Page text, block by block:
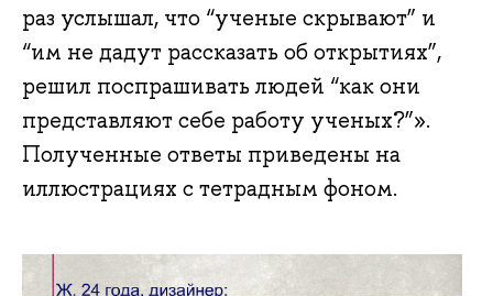
раз услышал, что “ученые скрывают” и
“им не дадут рассказать об открытиях”,
решил поспрашивать людей “как они
представляют себе работу ученых?”».
Полученные ответы приведены на
иллюстрациях с тетрадным фоном.